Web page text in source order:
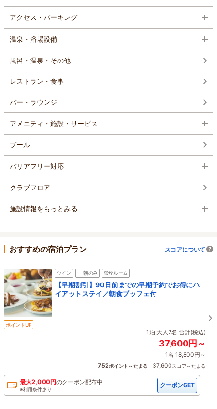
アクセス・パーキング
温泉・浴場設備
風呂・温泉・その他
レストラン・食事
バー・ラウンジ
アメニティ・施設・サービス
プール
バリアフリー対応
クラブフロア
施設情報をもっとみる
おすすめの宿泊プラン スコアについて
ツイン 朝のみ 禁煙ルーム
【早期割引】90日前までの早期予約でお得にハ
イアットステイ／朝食ブッフェ付
ポイントUP
1泊 大人2名 合計(税込)
37,600円～
1名 18,800円～
752ポイント～たまる 37,600スコア～たまる
最大2,000円のクーポン配布中
※利用条件あり
クーポンGET